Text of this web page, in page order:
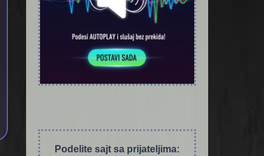
Podelite sajt sa prijateljima: